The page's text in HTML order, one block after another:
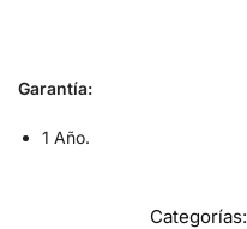
Garantía:
1 Año.
Categorías: